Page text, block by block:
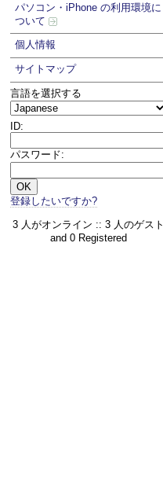
パソコン・iPhone の利用環境に
ついて
個人情報
サイトマップ
言語を選択する
ID:
パスワード:
登録したいですか?
3 人がオンライン :: 3 人のゲスト
and 0 Registered